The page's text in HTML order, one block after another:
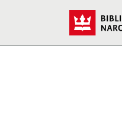
Zakaz